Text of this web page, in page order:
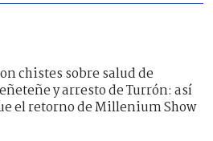
chistes sobre salud de
y arresto de Turrón: así
el retorno de Millenium Show